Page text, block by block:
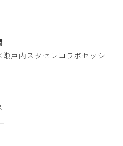
戸内スタセレコラボセッシ